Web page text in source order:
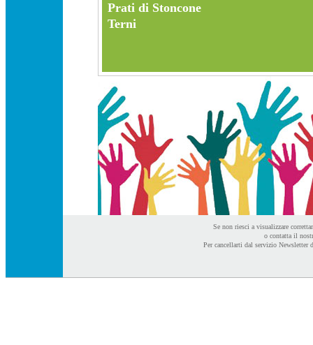
Prati di Stoncone
Terni
Se non riesci a visualizzare
o contatta il
Per cancellarti dal servizio